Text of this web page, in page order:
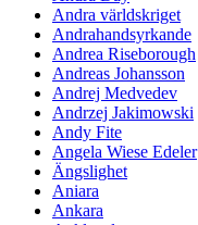
Andra världskriget
Andrahandsyrkande
Andrea Riseborough
Andreas Johansson
Andrej Medvedev
Andrzej Jakimowski
Andy Fite
Angela Wiese Edeler
Ängslighet
Aniara
Ankara